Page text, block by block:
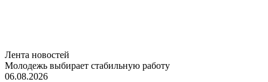
Лента новостей
Молодежь выбирает стабильную работу
06.08.2026